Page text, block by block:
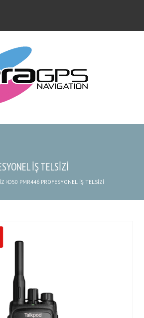
İŞ TELSİZİ
D50 PMR446 PROFESYONEL İŞ TELSİZİ